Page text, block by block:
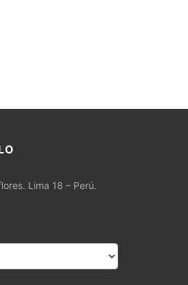
Lima 18 – Perú.